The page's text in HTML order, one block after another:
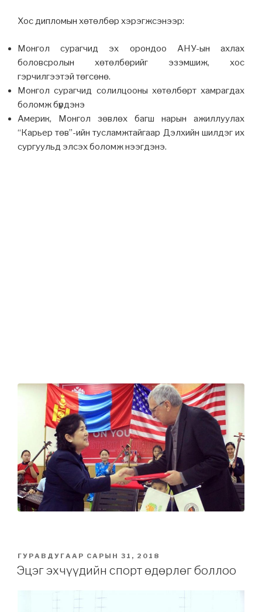
Хос дипломын хөтөлбөр хэрэгжсэнээр:
Монгол сурагчид эх орондоо АНУ-ын ахлах
боловсролын хөтөлбөрийг эзэмшиж, хос
гэрчилгээтэй төгсөнө.
Монгол сурагчид солилцооны хөтөлбөрт хамрагдах
боломж бүрдэнэ
Америк, Монгол зөвлөх багш нарын ажиллуулах
“Карьер төв”-ийн тусламжтайгаар Дэлхийн шилдэг их
сургуульд элсэх боломж нээгдэнэ.
POSTED
ON
ГУРАВДУГААР САРЫН 31, 2018
Эцэг эхчүүдийн спорт өдөрлөг боллоо